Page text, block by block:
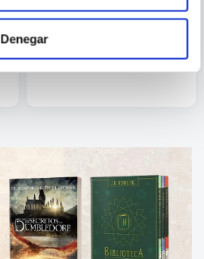
Denegar
TOM SHARPE
BECAS FLACAS